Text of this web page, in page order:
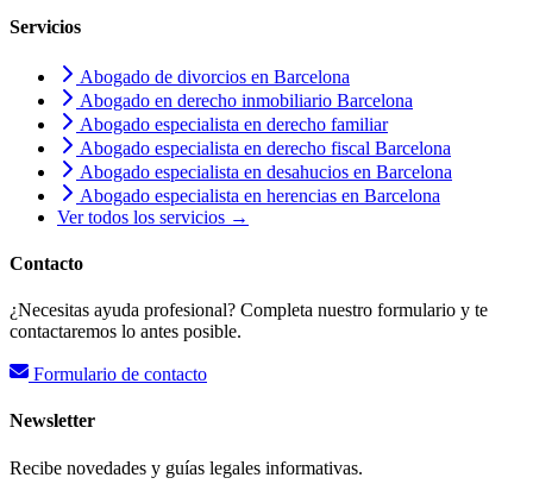
Servicios
Abogado de divorcios en Barcelona
Abogado en derecho inmobiliario Barcelona
Abogado especialista en derecho familiar
Abogado especialista en derecho fiscal Barcelona
Abogado especialista en desahucios en Barcelona
Abogado especialista en herencias en Barcelona
Ver todos los servicios →
Contacto
¿Necesitas ayuda profesional? Completa nuestro formulario y te
contactaremos lo antes posible.
Formulario de contacto
Newsletter
Recibe novedades y guías legales informativas.